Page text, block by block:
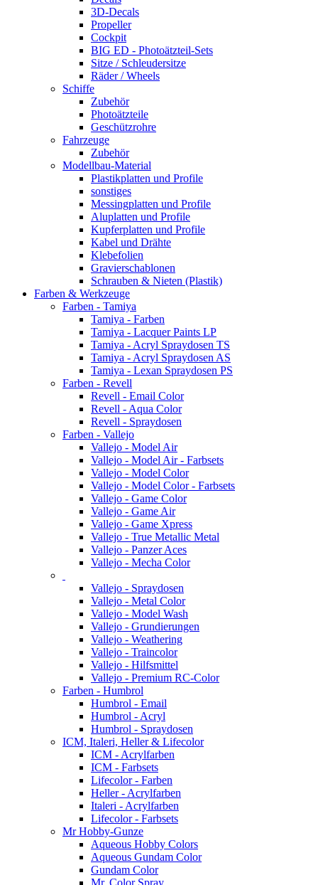
3D-Decals
Propeller
Cockpit
BIG ED - Photoätzteil-Sets
Sitze / Schleudersitze
Räder / Wheels
Schiffe
Zubehör
Photoätzteile
Geschützrohre
Fahrzeuge
Zubehör
Modellbau-Material
Plastikplatten und Profile
sonstiges
Messingplatten und Profile
Aluplatten und Profile
Kupferplatten und Profile
Kabel und Drähte
Klebefolien
Gravierschablonen
Schrauben & Nieten (Plastik)
Farben & Werkzeuge
Farben - Tamiya
Tamiya - Farben
Tamiya - Lacquer Paints LP
Tamiya - Acryl Spraydosen TS
Tamiya - Acryl Spraydosen AS
Tamiya - Lexan Spraydosen PS
Farben - Revell
Revell - Email Color
Revell - Aqua Color
Revell - Spraydosen
Farben - Vallejo
Vallejo - Model Air
Vallejo - Model Air - Farbsets
Vallejo - Model Color
Vallejo - Model Color - Farbsets
Vallejo - Game Color
Vallejo - Game Air
Vallejo - Game Xpress
Vallejo - True Metallic Metal
Vallejo - Panzer Aces
Vallejo - Mecha Color
Vallejo - Spraydosen
Vallejo - Metal Color
Vallejo - Model Wash
Vallejo - Grundierungen
Vallejo - Weathering
Vallejo - Traincolor
Vallejo - Hilfsmittel
Vallejo - Premium RC-Color
Farben - Humbrol
Humbrol - Email
Humbrol - Acryl
Humbrol - Spraydosen
ICM, Italeri, Heller & Lifecolor
ICM - Acrylfarben
ICM - Farbsets
Lifecolor - Farben
Heller - Acrylfarben
Italeri - Acrylfarben
Lifecolor - Farbsets
Mr Hobby-Gunze
Aqueous Hobby Colors
Aqueous Gundam Color
Gundam Color
Mr. Color Spray